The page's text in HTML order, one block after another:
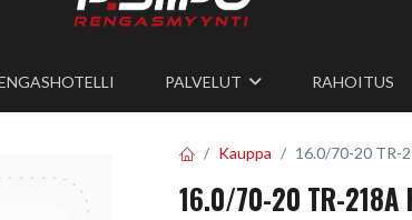
PALVELUT RAHOITUS
Kauppa 16.0/70-20 TR-
16.0/70-20 TR-218A